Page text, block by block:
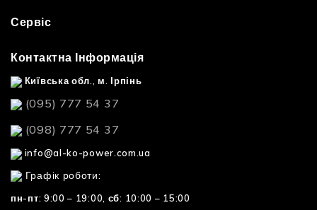
Сервіс
Контактна Інформація
Київська обл., м. Ірпінь
(095) 777 54 37
(098) 777 54 37
info@al-ko-power.com.ua
Графік роботи:
пн-пт: 9:00 – 19:00, сб: 10:00 – 15:00